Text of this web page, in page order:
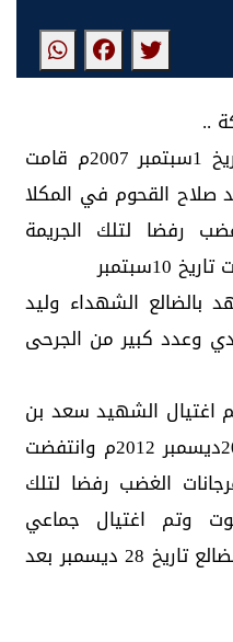
..
في ثورة الحراك الجنوبي بتاريخ 1سبتمبر 2007م قامت
صلاح القحوم في المكلا
رفضا لتلك الجريمة
الشهداء وليد
وعدد كبير من الجرحى
اغتيال الشهيد سعد بن
حبريش في حضرموت بتاريخ 20ديسمبر 2012م وانتفضت
الغضب رفضا لتلك
وتم اغتيال جماعي
وارتكاب جريمة مجزرة سناح الضالع تاريخ 28 ديسمبر بعد